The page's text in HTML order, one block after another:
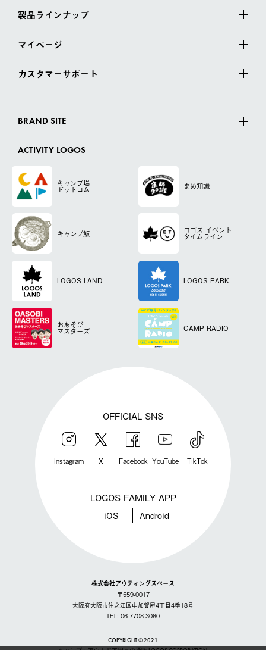
製品ラインナップ
マイページ
カスタマーサポート
BRAND SITE
ACTIVITY LOGOS
キャンプ場
ドットコム まめ知識
キャンプ飯 ロゴス イベント
タイムライン
LOGOS LAND LOGOS PARK
おあそび
マスターズ CAMP RADIO
OFFICIAL SNS
Instagram X Facebook YouTube TikTok
LOGOS FAMILY APP
iOS Android
株式会社アウティングスペース
〒559-0017
大阪府大阪市住之江区中加賀屋4丁目4番18号
TEL: 06-7708-3080
COPYRIGHT © 2021